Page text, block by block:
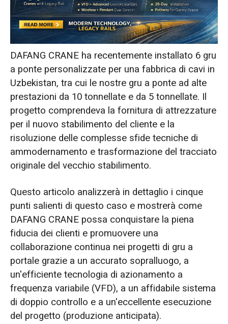
consegna di 6 gru a ponte in Uzbekistan.
Garantirsi partnership future: la massima
espressione della soddisfazione del cliente.
DAFANG CRANE ha recentemente installato 6 gru
a ponte personalizzate per una fabbrica di cavi in
Uzbekistan, tra cui le nostre gru a ponte ad alte
prestazioni da 10 tonnellate e da 5 tonnellate. Il
progetto comprendeva la fornitura di attrezzature
per il nuovo stabilimento del cliente e la
risoluzione delle complesse sfide tecniche di
ammodernamento e trasformazione del tracciato
originale del vecchio stabilimento.
Questo articolo analizzerà in dettaglio i cinque
punti salienti di questo caso e mostrerà come
DAFANG CRANE possa conquistare la piena
fiducia dei clienti e promuovere una
collaborazione continua nei progetti di gru a
portale grazie a un accurato sopralluogo, a
un'efficiente tecnologia di azionamento a
frequenza variabile (VFD), a un affidabile sistema
di doppio controllo e a un'eccellente esecuzione
del progetto (produzione anticipata).